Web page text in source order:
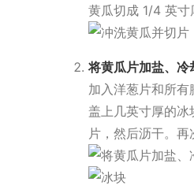
黄瓜切成 1/4 英寸
将黄瓜片加盐、冷
加入洋葱片和所有
盖上几英寸厚的
片，然后沥干。再